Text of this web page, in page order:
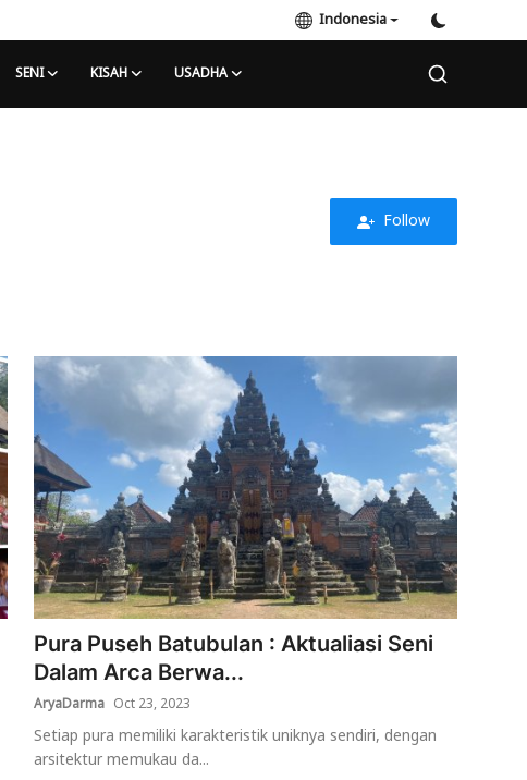
Indonesia
SENI KISAH USADHA
Follow
Pura Puseh Batubulan : Aktualiasi Seni
Dalam Arca Berwa...
AryaDarma Oct 23, 2023
Setiap pura memiliki karakteristik uniknya sendiri, dengan
arsitektur memukau da...